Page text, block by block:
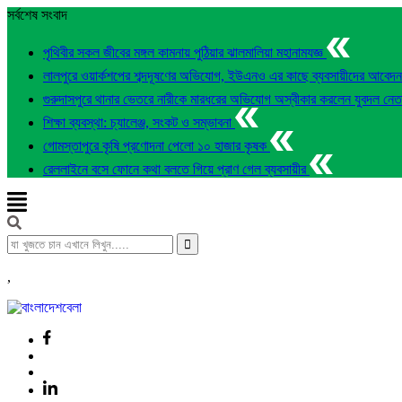
সর্বশেষ সংবাদ
পৃথিবীর সকল জীবের মঙ্গল কামনায় পুঠিয়ার ঝালমালিয়া মহানামযজ্ঞ
লালপুরে ওয়ার্কশপের শব্দদূষণের অভিযোগ, ইউএনও এর কাছে ব্যবসায়ীদের
গুরুদাসপুরে থানার ভেতরে নারীকে মারধরের অভিযোগ অস্বীকার করলেন যুবদল
শিক্ষা ব্যবস্থা: চ্যালেঞ্জ, সংকট ও সম্ভাবনা
গোমস্তাপুরে কৃষি প্রণোদনা পেলো ১০ হাজার কৃষক
রেললাইনে বসে ফোনে কথা বলতে গিয়ে প্রাণ গেল ব্যবসায়ীর
,